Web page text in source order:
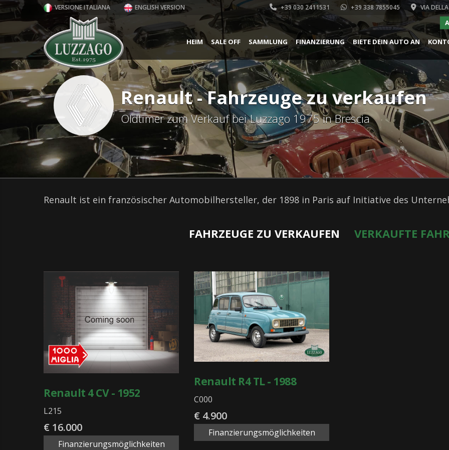
VERSIONE ITALIANA ENGLISH VERSION +39 030 2411531 +39 338 7855045 VIA
HEIM SALE OFF SAMMLUNG FINANZIERUNG BIETE DEIN AUTO AN
Renault - Fahrzeuge zu verkaufen
Oldtimer zum Verkauf bei Luzzago 1975 in Brescia
Renault ist ein französischer Automobilhersteller, der 1898 in Paris auf Initiative des
FAHRZEUGE ZU VERKAUFEN VERKAUFTE
Renault 4 CV - 1952
L215
€ 16.000
Finanzierungsmöglichkeiten
Renault R4 TL - 1988
C000
€ 4.900
Finanzierungsmöglichkeiten